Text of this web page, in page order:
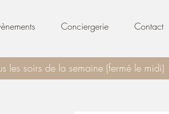
Conciergerie Contact
les soirs de la semaine (fermé le